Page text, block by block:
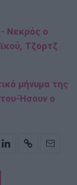
Νεκρός ο
Τζορτζ
μήνυμα της
Ήσουν ο